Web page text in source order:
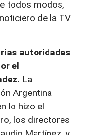
todos modos,
de la TV
autoridades
el
La
Argentina
lo hizo el
los directores